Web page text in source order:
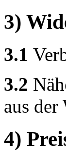
3)
3.1
3.2
aus der
4)